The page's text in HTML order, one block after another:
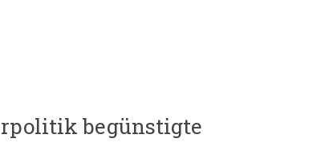
begünstigte